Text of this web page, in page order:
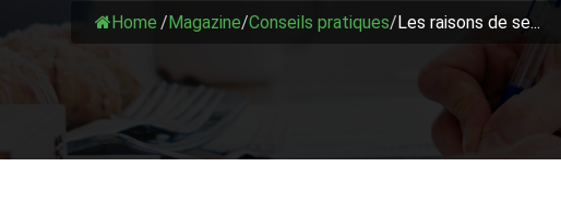
Home /Magazine/Conseils pratiques/Les raisons de se...